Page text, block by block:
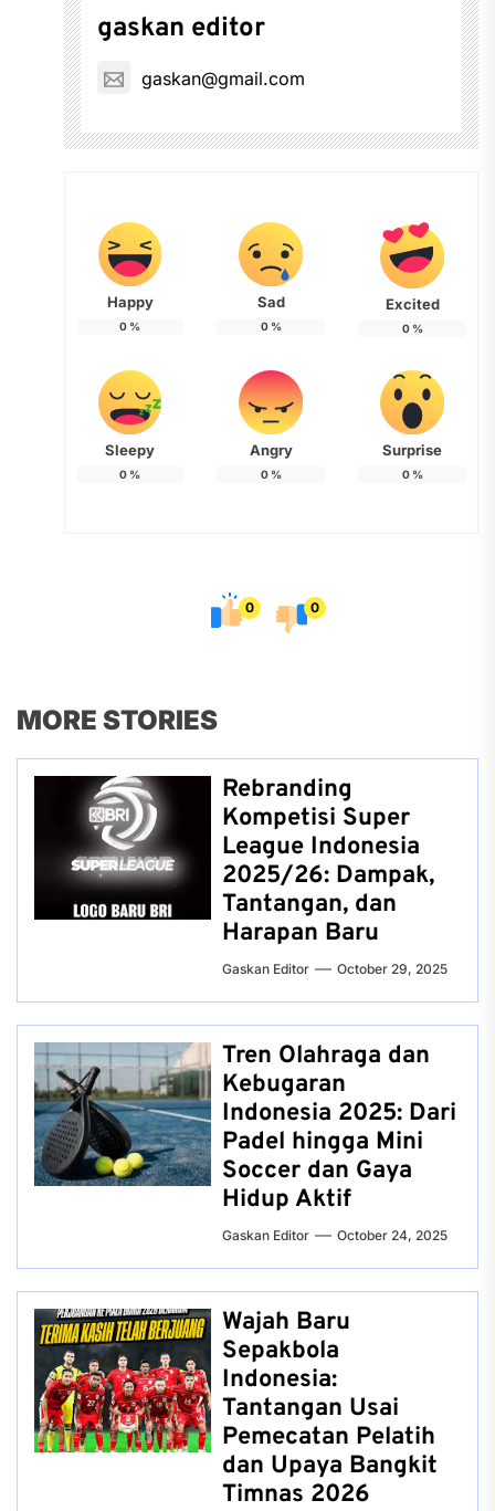
gaskan editor
gaskan@gmail.com
Happy
0 %
Sad
0%
Excited
0%
Sleepy
0 %
Angry
0%
Surprise
0%
0 0
MORE STORIES
Rebranding
Kompetisi Super
League Indonesia
2025/26: Dampak,
Tantangan, dan
Harapan Baru
Gaskan Editor October 29, 2025
Tren Olahraga dan
Kebugaran
Indonesia 2025: Dari
Padel hingga Mini
Soccer dan Gaya
Hidup Aktif
Gaskan Editor October 24, 2025
Wajah Baru
Sepakbola
Indonesia:
Tantangan Usai
Pemecatan Pelatih
dan Upaya Bangkit
Timnas 2026